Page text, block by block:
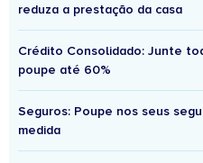
reduza a prestação da casa
Crédito Consolidado: Junte
poupe até 60%
Seguros: Poupe nos seus
medida